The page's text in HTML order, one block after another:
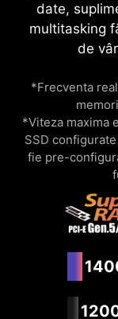
date,
multitasking
de
*Frecventa
*Viteza maxima
SSD
fie pre-